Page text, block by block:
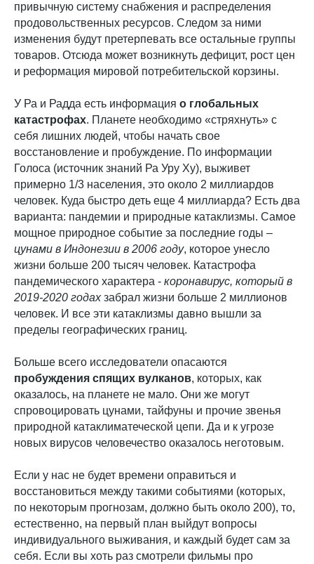
привычную систему снабжения и распределения
продовольственных ресурсов. Следом за ними
изменения будут претерпевать все остальные группы
товаров. Отсюда может возникнуть дефицит, рост цен
и реформация мировой потребительской корзины.
У Ра и Радда есть информация о глобальных
катастрофах. Планете необходимо «стряхнуть» с
себя лишних людей, чтобы начать свое
восстановление и пробуждение. По информации
Голоса (источник знаний Ра Уру Ху), выживет
примерно 1/3 населения, это около 2 миллиардов
человек. Куда быстро деть еще 4 миллиарда? Есть два
варианта: пандемии и природные катаклизмы. Самое
мощное природное событие за последние годы –
цунами в Индонезии в 2006 году, которое унесло
жизни больше 200 тысяч человек. Катастрофа
пандемического характера - коронавирус, который в
2019-2020 годахзабрал жизни больше 2 миллионов
человек. И все эти катаклизмы давно вышли за
пределы географических границ.
Больше всего исследователи опасаются
пробуждения спящих вулканов, которых, как
оказалось, на планете не мало. Они же могут
спровоцировать цунами, тайфуны и прочие звенья
природной катаклиматеческой цепи. Да и к угрозе
новых вирусов человечество оказалось неготовым.
Если у нас не будет времени оправиться и
восстановиться между такими событиями (которых,
по некоторым прогнозам, должно быть около 200), то,
естественно, на первый план выйдут вопросы
индивидуального выживания, и каждый будет сам за
себя. Если вы хоть раз смотрели фильмы про